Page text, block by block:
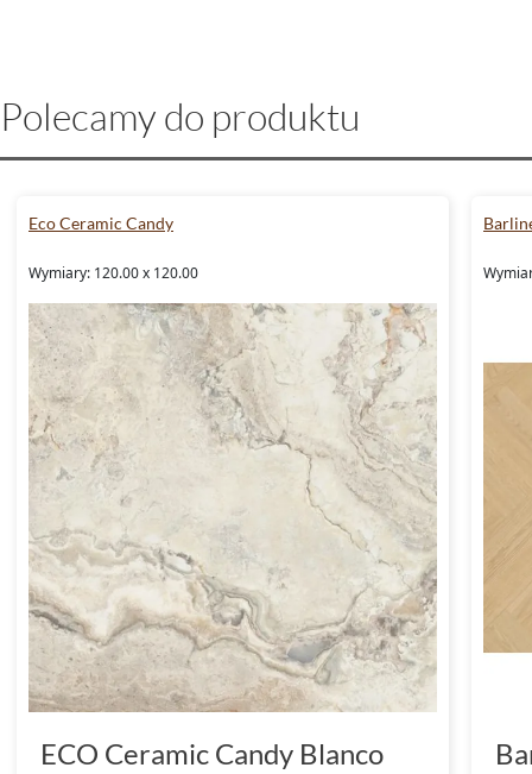
Polecamy do produktu
Eco Ceramic Candy
Wymiary: 120.00 x 120.00
ECO Ceramic Candy Blanco